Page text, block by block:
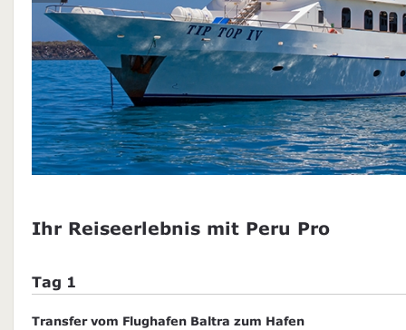
Ihr Reiseerlebnis mit Peru Pro
Tag 1
Transfer vom Flughafen Baltra zum Hafen